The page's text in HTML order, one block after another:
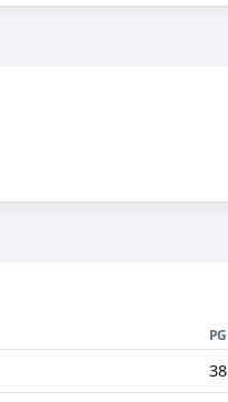
PG
38